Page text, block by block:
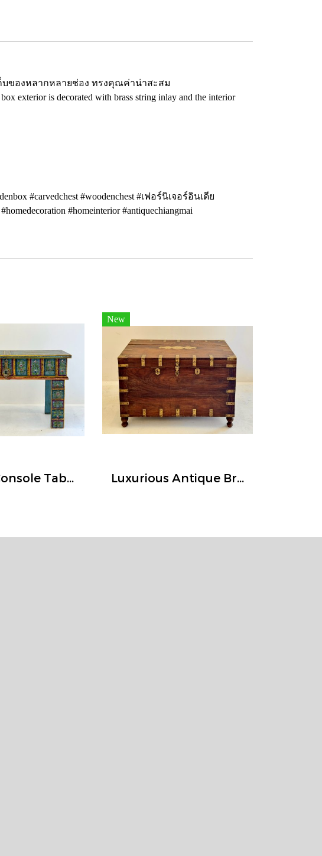
บของหลากหลายช่อง ทรงคุณค่าน่าสะสม
exterior is decorated with brass string inlay and the interior
#carvedchest #woodenchest #เฟอร์นิเจอร์อินเดีย
#homeinterior #antiquechiangmai
Striking Console Table Painted Blue with Storage
New
​Luxurious Antique Brass Wooden Chest Turned Legs